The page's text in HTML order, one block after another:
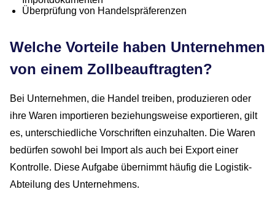
Überprüfung von Handelspräferenzen
Welche Vorteile haben Unternehmen
von einem Zollbeauftragten?
Bei Unternehmen, die Handel treiben, produzieren oder
ihre Waren importieren beziehungsweise exportieren, gilt
es, unterschiedliche Vorschriften einzuhalten. Die Waren
bedürfen sowohl bei Import als auch bei Export einer
Kontrolle. Diese Aufgabe übernimmt häufig die Logistik-
Abteilung des Unternehmens.